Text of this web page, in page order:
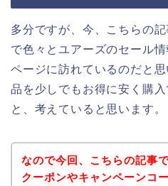
多分ですが、今、こちらの
で色々とユアーズのセール
ページに訪れているのだと
品を少しでもお得に安く購
と、考えていると思います。
なので今回、こちらの記事
クーポンやキャンペーンコ